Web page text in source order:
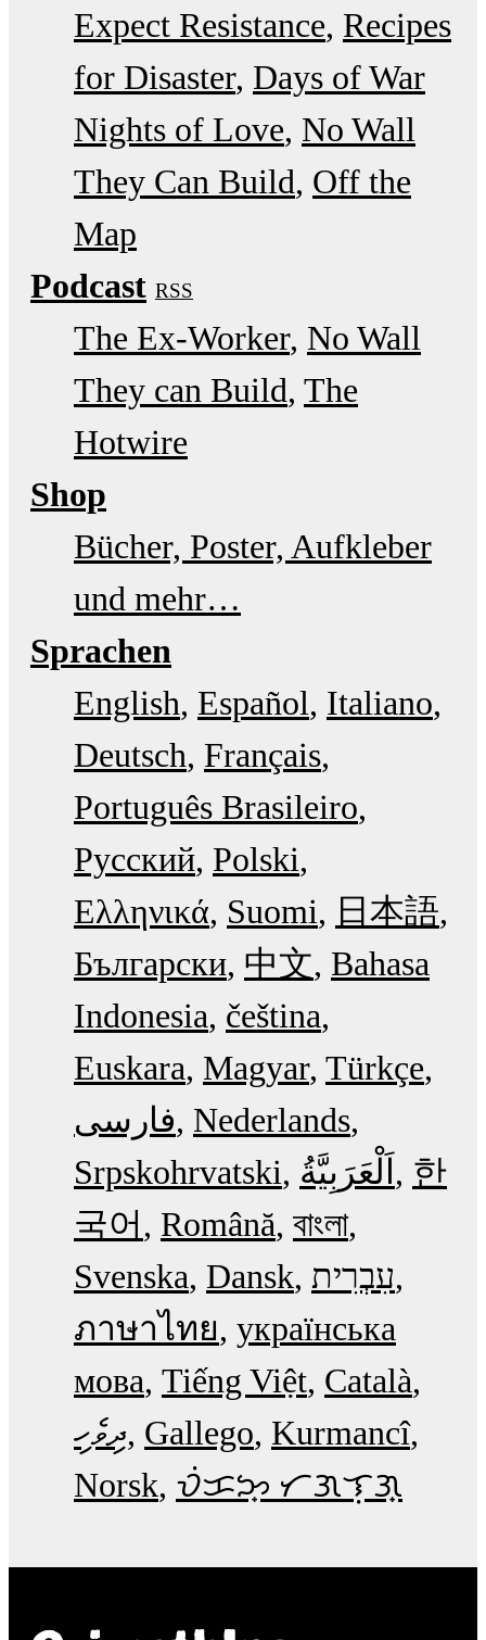
Expect Resistance Recipes
for Disaster Days of War
Nights of Love No Wall
They Can Build Off the
Map
Podcast RSS
The Ex-Worker No Wall
They can Build The
Hotwire
Shop
Bücher, Poster, Aufkleber
und mehr…
Sprachen
English Español Italiano
Deutsch Français
Português Brasileiro
Русский Polski
Ελληνικά Suomi
日本語
Български 中文 Bahasa
Indonesia čeština
Euskara Magyar Türkçe
فارسی Nederlands
Srpskohrvatski
한
국어
Română বাংলা
Svenska Dansk עִבְרִית
ภาษาไทย українська
мова Tiếng Việt Català
ދިވެހި Gallego Kurmancî
Norsk ᜏᜒᜃᜅ᜔ ᜆᜄᜎᜓᜄ᜔